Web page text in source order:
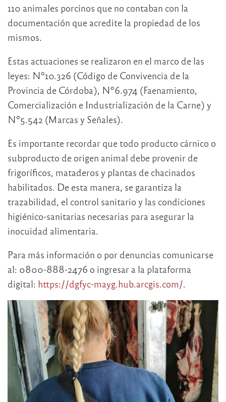
110 animales porcinos que no contaban con la
documentación que acredite la propiedad de los
mismos.
Estas actuaciones se realizaron en el marco de las
leyes: Nº10.326 (Código de Convivencia de la
Provincia de Córdoba), Nº6.974 (Faenamiento,
Comercialización e Industrialización de la Carne) y
Nº5.542 (Marcas y Señales).
Es importante recordar que todo producto cárnico o
subproducto de origen animal debe provenir de
frigoríficos, mataderos y plantas de chacinados
habilitados. De esta manera, se garantiza la
trazabilidad, el control sanitario y las condiciones
higiénico-sanitarias necesarias para asegurar la
inocuidad alimentaria.
Para más información o por denuncias comunicarse
al: 0800-888-2476 o ingresar a la plataforma
digital: https://dgfyc-mayg.hub.arcgis.com/.